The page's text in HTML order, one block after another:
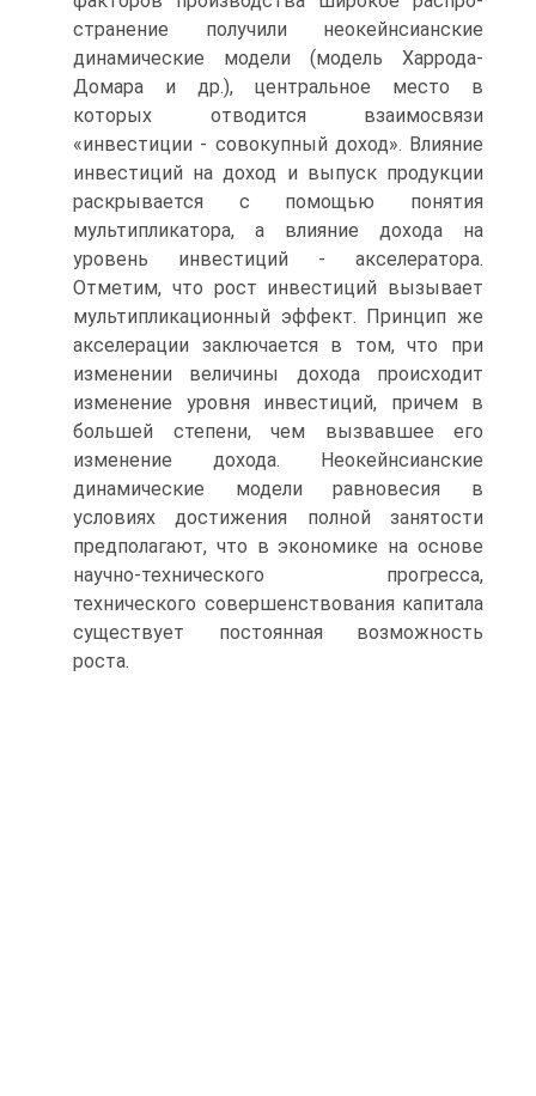
странение получили неокейнсианские
динамические модели (модель Харрода-
Домара и др.), центральное место в
которых отводится взаимосвязи
«инвестиции - совокупный доход». Влияние
инвестиций на доход и выпуск продукции
раскрыва­ется с помощью понятия
мультипликатора, а влияние дохода на
уровень инвестиций - акселератора.
Отметим, что рост ин­вестиций вызывает
мультипликационный эффект. Принцип же
акселерации заключается в том, что при
изменении величи­ны дохода происходит
изменение уровня инвестиций, причем в
большей степени, чем вызвавшее его
изменение дохода. Не­окейнсианские
динамические модели равновесия в
условиях достижения полной занятости
предполагают, что в экономике на основе
научно-технического прогресса,
технического со­вершенствования капитала
существует постоянная возмож­ность
роста.